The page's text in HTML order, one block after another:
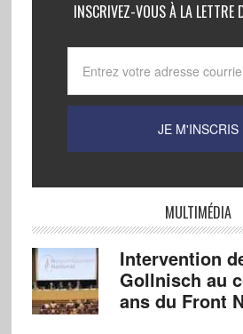
INSCRIVEZ-VOUS À LA LETTRE
MULTIMÉDIA
Intervention
Gollnisch au
ans du Front